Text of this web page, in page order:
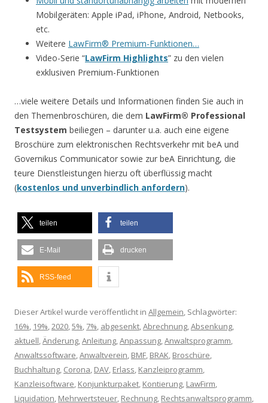
Mobilgeräten: Apple iPad, iPhone, Android, Netbooks,
etc.
Weitere LawFirm® Premium-Funktionen…
Video-Serie “LawFirm Highlights” zu den vielen
exklusiven Premium-Funktionen
…viele weitere Details und Informationen finden Sie auch in
den Themenbroschüren, die dem LawFirm® Professional
Testsystem beiliegen – darunter u.a. auch eine eigene
Broschüre zum elektronischen Rechtsverkehr mit beA und
Governikus Communicator sowie zur beA Einrichtung, die
teure Dienstleistungen hierzu oft überflüssig macht
(kostenlos und unverbindlich anfordern).
teilen teilen
E-Mail drucken
RSS-feed
Dieser Artikel wurde veröffentlicht in Allgemein, Schlagwörter:
16%, 19%,2020,5%, 7%, abgesenkt,Abrechnung,Absenkung,
aktuell,Änderung,Anleitung,Anpassung,Anwaltsprogramm,
Anwaltssoftware,Anwaltverein, BMF, BRAK, Broschüre,
Buchhaltung, Corona, DAV, Erlass, Kanzleiprogramm,
Kanzleisoftware, Konjunkturpaket, Kontierung, LawFirm,
Liquidation, Mehrwertsteuer, Rechnung, Rechtsanwaltsprogramm,